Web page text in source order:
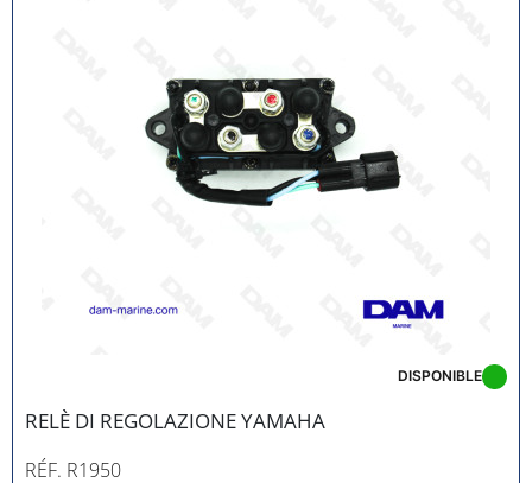
RELÈ DI REGOLAZIONE YAMAHA
RÉF. R1950
DISPONIBLE